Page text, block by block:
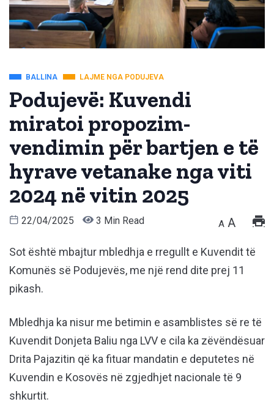
BALLINA LAJME NGA PODUJEVA
Podujevë: Kuvendi
miratoi propozim-
vendimin për bartjen e të
hyrave vetanake nga viti
2024 në vitin 2025
22/04/2025 3 Min Read A A
Sot është mbajtur mbledhja e rregullt e Kuvendit të
Komunës së Podujevës, me një rend dite prej 11
pikash.
Mbledhja ka nisur me betimin e asamblistes së re të
Kuvendit Donjeta Baliu nga LVV e cila ka zëvëndësuar
Drita Pajazitin që ka fituar mandatin e deputetes në
Kuvendin e Kosovës në zgjedhjet nacionale të 9
shkurtit.